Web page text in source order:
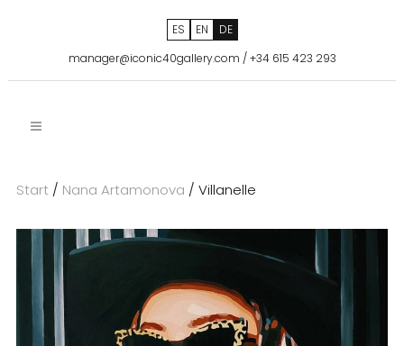
ES EN
DE
manager@iconic40gallery.com /+34 615 423 293
Start / Nana Artamonova / Villanelle